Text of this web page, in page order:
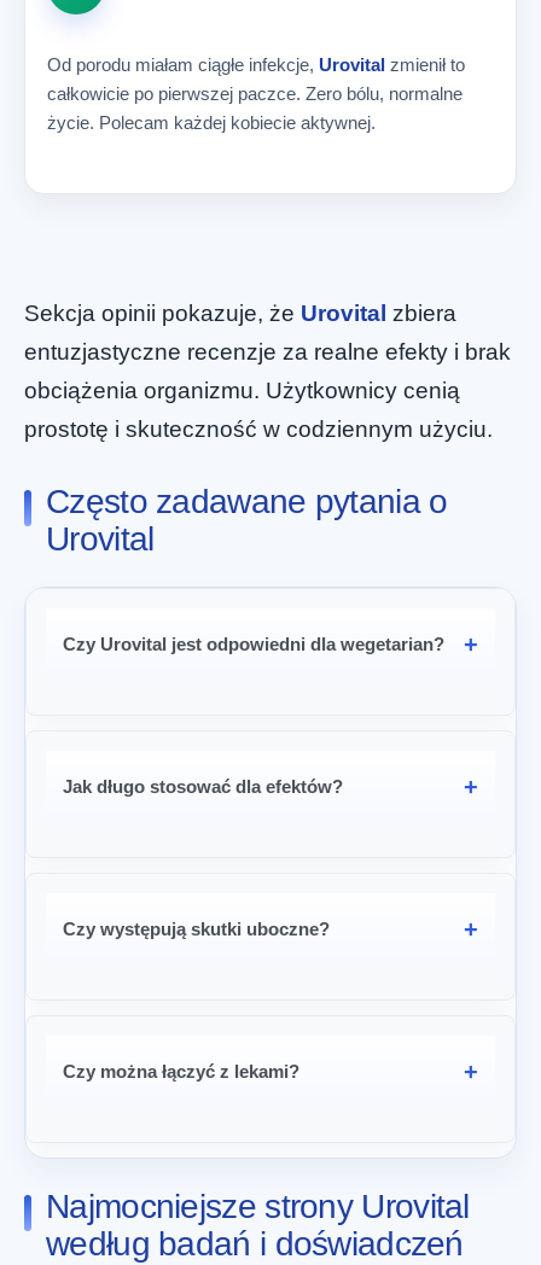
Od porodu miałam ciągłe infekcje, Urovital zmienił to
całkowicie po pierwszej paczce. Zero bólu, normalne
życie. Polecam każdej kobiecie aktywnej.
Sekcja opinii pokazuje, że Urovital zbiera
entuzjastyczne recenzje za realne efekty i brak
obciążenia organizmu. Użytkownicy cenią
prostotę i skuteczność w codziennym użyciu.
Często zadawane pytania o
Urovital
Czy Urovital jest odpowiedni dla wegetarian?
Jak długo stosować dla efektów?
Czy występują skutki uboczne?
Czy można łączyć z lekami?
Najmocniejsze strony Urovital
według badań i doświadczeń